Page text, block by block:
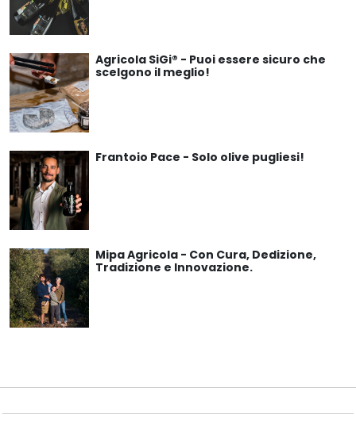
Agricola SiGi® - Puoi essere sicuro che
scelgono il meglio!
Frantoio Pace - Solo olive pugliesi!
Mipa Agricola - Con Cura, Dedizione,
Tradizione e Innovazione.